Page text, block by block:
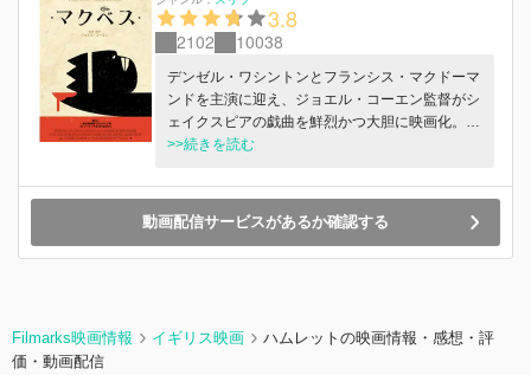
3.8
2102 10038
デンゼル・ワシントンとフランシス・マクドーマ
ンドを主演に迎え、ジョエル・コーエン監督がシ
ェイクスピアの戯曲を鮮烈かつ⼤胆に映画化。殺
⼈、狂気、野⼼、そして怒りに満ちた計略を描く
>>続きを読む
動画配信サービスがあるか確認する
Filmarks映画情報 イギリス映画
ハムレットの映画情報・感想・評
価・動画配信